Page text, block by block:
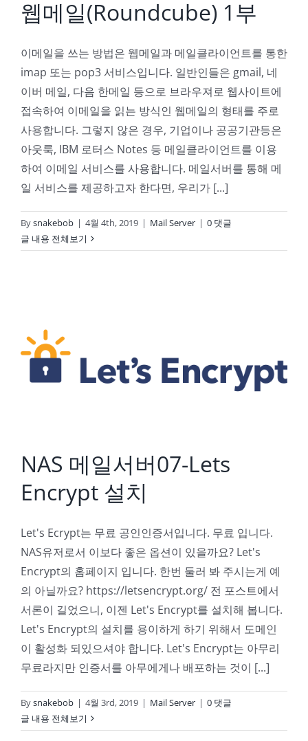
웹메일(Roundcube) 1부
이메일을 쓰는 방법은 웹메일과 메일클라이언트를 통한
imap 또는 pop3 서비스입니다. 일반인들은 gmail, 네
이버 메일, 다음 한메일 등으로 브라우져로 웹사이트에
접속하여 이메일을 읽는 방식인 웹메일의 형태를 주로
사용합니다. 그렇지 않은 경우, 기업이나 공공기관등은
아웃룩, IBM 로터스 Notes 등 메일클라이언트를 이용
하여 이메일 서비스를 사용합니다. 메일서버를 통해 메
일 서비스를 제공하고자 한다면, 우리가 [...]
Bysnakebob | 4월 4th, 2019 | Mail Server | 0 댓글
글 내용 전체보기
NAS 메일서버07-Lets
Encrypt 설치
Let's Ecrypt는 무료 공인인증서입니다. 무료 입니다.
NAS유저로서 이보다 좋은 옵션이 있을까요? Let's
Encrypt의 홈페이지 입니다. 한번 둘러 봐 주시는게 예
의 아닐까요? https://letsencrypt.org/ 전 포스트에서
서론이 길었으니, 이젠 Let's Encrypt를 설치해 봅니다.
Let's Encrypt의 설치를 용이하게 하기 위해서 도메인
이 활성화 되있으셔야 합니다. Let's Encrypt는 아무리
무료라지만 인증서를 아무에게나 배포하는 것이 [...]
Bysnakebob | 4월 3rd, 2019 | Mail Server | 0 댓글
글 내용 전체보기